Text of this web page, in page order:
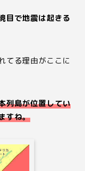
目で地震は起きる
てる理由がここに
列島が位置してい
すね。